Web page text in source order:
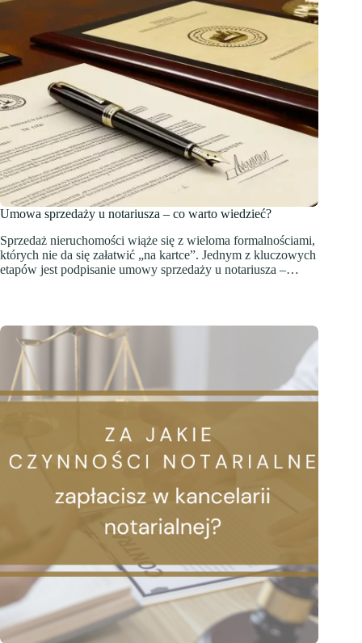
Umowa sprzedaży u notariusza – co warto wiedzieć?
Sprzedaż nieruchomości wiąże się z wieloma formalnościami,
których nie da się załatwić „na kartce”. Jednym z kluczowych
etapów jest podpisanie umowy sprzedaży u notariusza –…